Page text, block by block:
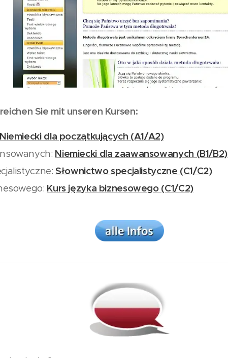
Sie mit unseren Kursen:
Niemiecki dla początkujących (A1/A2)
Niemiecki dla zaawansowanych (B1/B2)
Słownictwo specjalistyczne (C1/C2)
Kurs języka biznesowego (C1/C2)